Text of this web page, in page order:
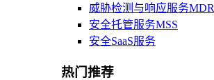
威胁检测与响应服务MDR
安全托管服务MSS
安全SaaS服务
热门推荐